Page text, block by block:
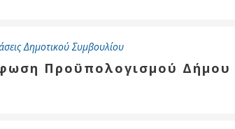
Δημοτικού Συμβουλίου
Προϋπολογισμού Δήμου